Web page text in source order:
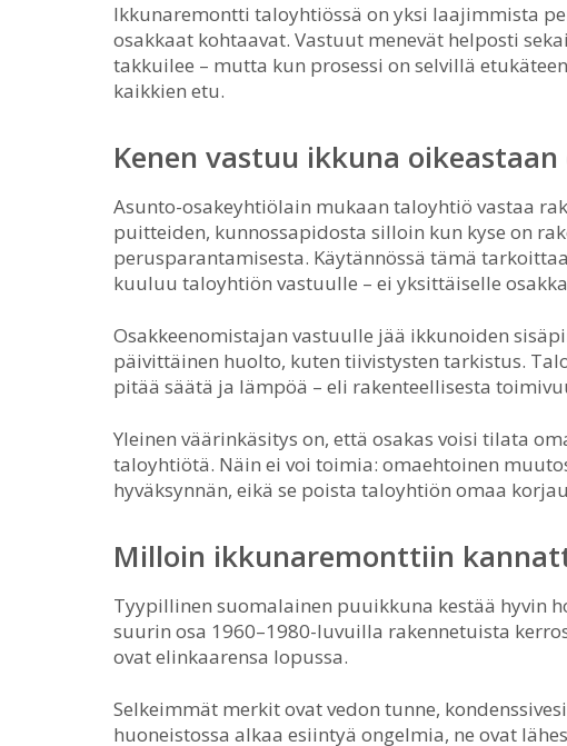
Ikkunaremontti taloyhtiössä on yksi laajimmista
osakkaat kohtaavat. Vastuut menevät helposti
takkuilee – mutta kun prosessi on selvillä
kaikkien etu.
Kenen vastuu ikkuna oikeastaan
Asunto-osakeyhtiölain mukaan taloyhtiö vastaa
puitteiden, kunnossapidosta silloin kun kyse on
perusparantamisesta. Käytännössä tämä
kuuluu taloyhtiön vastuulle – ei yksittäiselle
Osakkeenomistajan vastuulle jää ikkunoiden
päivittäinen huolto, kuten tiivistysten tarkistus.
pitää säätä ja lämpöä – eli rakenteellisesta
Yleinen väärinkäsitys on, että osakas voisi tilata
taloyhtiötä. Näin ei voi toimia: omaehtoinen
hyväksynnän, eikä se poista taloyhtiön omaa
Milloin ikkunaremonttiin
Tyypillinen suomalainen puuikkuna kestää hyvin
suurin osa 1960–1980-luvuilla rakennetuista
ovat elinkaarensa lopussa.
Selkeimmät merkit ovat vedon tunne,
huoneistossa alkaa esiintyä ongelmia, ne ovat